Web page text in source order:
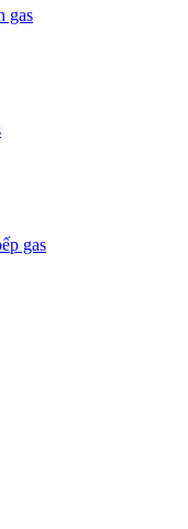
gas
gas